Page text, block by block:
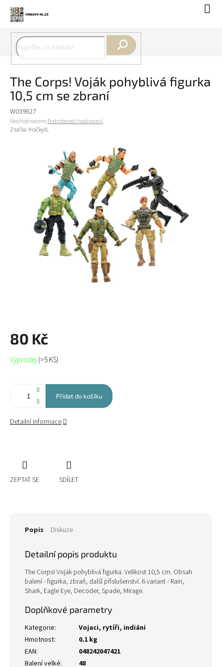
obsah
The Corps! Voják pohyblivá figurka
10,5 cm se zbraní
W039627
Průměrné
hodnocení
NeohodnocenoPodrobnosti hodnocení
Značka: HračkyXL
80 Kč
Měrná
cena:
Výprodej(>5 KS)
Přidat do košíku
Detailní informace
ZEPTAT SE SDÍLET
Popis Diskuze
Detailní popis produktu
The Corps! Voják pohyblivá figurka. Velikost 10,5 cm. Obsah
balení - figurka, zbraň, další příslušenství. 6 variant - Rain,
Shark, Eagle Eye, Decoder, Spade, Mirage.
Doplňkové parametry
Kategorie:
Vojaci, rytíři, indiáni
Hmotnost:
0.1 kg
EAN:
048242047421
Balení velké: 48